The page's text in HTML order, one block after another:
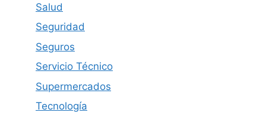
Salud
Seguridad
Seguros
Servicio Técnico
Supermercados
Tecnología